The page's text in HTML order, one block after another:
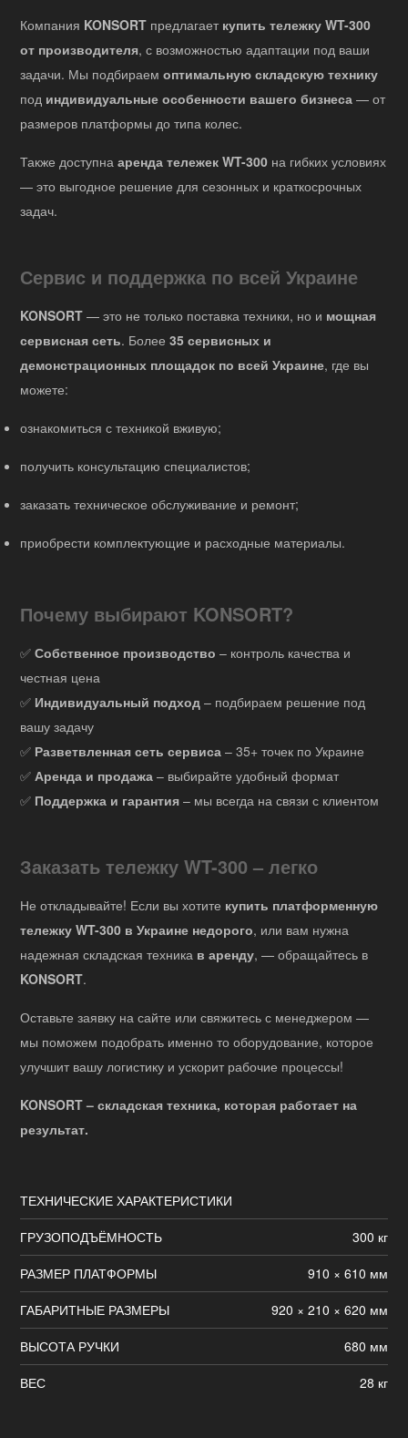
Компания KONSORT предлагает купить тележку WT-300
от производителя, с возможностью адаптации под ваши
задачи. Мы подбираемоптимальную складскую технику
под индивидуальные особенности вашего бизнеса — от
размеров платформы до типа колес.
Также доступнааренда тележек WT-300 на гибких условиях
— это выгодное решение для сезонных и краткосрочных
задач.
Сервис и поддержка по всей Украине
KONSORT — это не только поставка техники, но и мощная
сервисная сеть. Более35 сервисных и
демонстрационных площадок по всей Украине, где вы
можете:
ознакомиться с техникой вживую;
получить консультацию специалистов;
заказать техническое обслуживание и ремонт;
приобрести комплектующие и расходные материалы.
Почему выбирают KONSORT?
✅Собственное производство – контроль качества и
честная цена
✅ Индивидуальный подход – подбираем решение под
вашу задачу
✅ Разветвленная сеть сервиса – 35+ точек по Украине
✅ Аренда и продажа – выбирайте удобный формат
✅ Поддержка и гарантия – мы всегда на связи с клиентом
Заказать тележку WT-300 – легко
Не откладывайте! Если вы хотите купить платформенную
тележку WT-300 в Украине недорого, или вам нужна
надежная складская техника в аренду, — обращайтесь в
KONSORT.
Оставьте заявку на сайте или свяжитесь с менеджером —
мы поможем подобрать именно то оборудование, которое
улучшит вашу логистику и ускорит рабочие процессы!
KONSORT – складская техника, которая работает на
результат.
ТЕХНИЧЕСКИЕ ХАРАКТЕРИСТИКИ
ГРУЗОПОДЪЁМНОСТЬ
300 кг
РАЗМЕР ПЛАТФОРМЫ
910 × 610 мм
ГАБАРИТНЫЕ РАЗМЕРЫ
920 × 210 × 620 мм
ВЫСОТА РУЧКИ
680 мм
ВЕС
28 кг